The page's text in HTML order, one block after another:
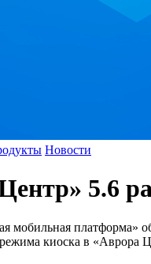
Новости
5.6
мобильная платформа»
киоска в «Аврора